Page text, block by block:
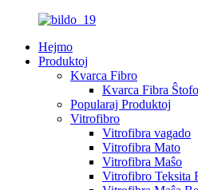
Hejmo
Produktoj
Kvarca Fibro
Kvarca Fibra Ŝtofo
Popularaj Produktoj
Vitrofibro
Vitrofibra vagado
Vitrofibra Mato
Vitrofibra Maŝo
Vitrofibro Teksita